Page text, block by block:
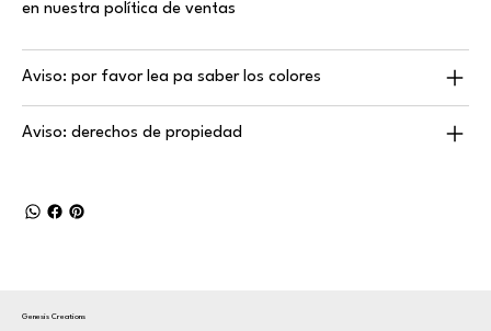
en nuestra política de ventas
Aviso: por favor lea pa saber los colores
Aviso: derechos de propiedad
Genesis Creations